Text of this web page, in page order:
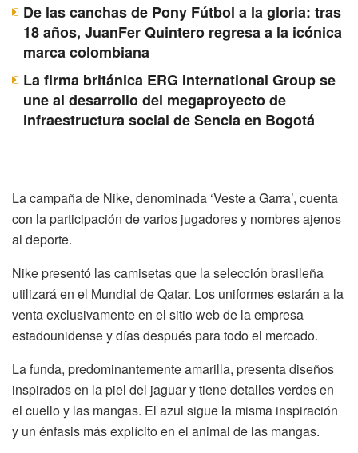
De las canchas de Pony Fútbol a la gloria: tras
18 años, JuanFer Quintero regresa a la icónica
marca colombiana
La firma británica ERG International Group se
une al desarrollo del megaproyecto de
infraestructura social de Sencia en Bogotá
La campaña de Nike, denominada ‘Veste a Garra’, cuenta
con la participación de varios jugadores y nombres ajenos
al deporte.
Nike presentó las camisetas que la selección brasileña
utilizará en el Mundial de Qatar. Los uniformes estarán a la
venta exclusivamente en el sitio web de la empresa
estadounidense y días después para todo el mercado.
La funda, predominantemente amarilla, presenta diseños
inspirados en la piel del jaguar y tiene detalles verdes en
el cuello y las mangas. El azul sigue la misma inspiración
y un énfasis más explícito en el animal de las mangas.